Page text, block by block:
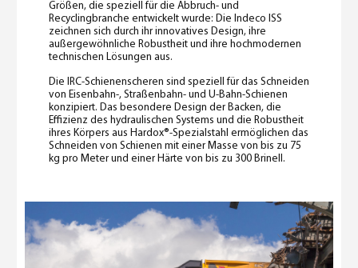
Größen, die speziell für die Abbruch- und
Recyclingbranche entwickelt wurde: Die Indeco ISS
zeichnen sich durch ihr innovatives Design, ihre
außergewöhnliche Robustheit und ihre hochmodernen
technischen Lösungen aus.
Die IRC-Schienenscheren sind speziell für das Schneiden
von Eisenbahn-, Straßenbahn- und U-Bahn-Schienen
konzipiert. Das besondere Design der Backen, die
Effizienz des hydraulischen Systems und die Robustheit
ihres Körpers aus Hardox®-Spezialstahl ermöglichen das
Schneiden von Schienen mit einer Masse von bis zu 75
kg pro Meter und einer Härte von bis zu 300 Brinell.